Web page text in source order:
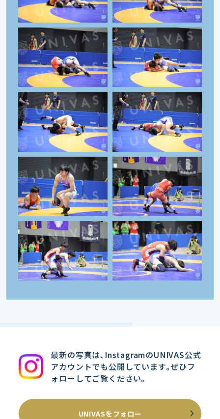
最新の写真は､InstagramのUNIVAS公式
アカウントでも公開しています｡ぜひフ
ォローしてご覧ください｡
UNIVASをフォロー